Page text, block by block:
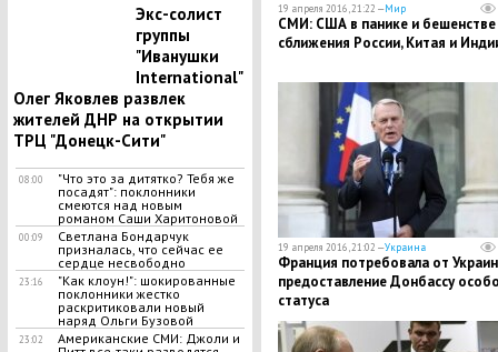
Экс-солист
группы
"Иванушки
International"
Олег Яковлев развлек
жителей ДНР на открытии
ТРЦ "Донецк-Сити"
08:00
"Что это за дитятко? Тебя же
посадят": поклонники
смеются над новым
романом Саши Харитоновой
00:09
Светлана Бондарчук
призналась, что сейчас ее
сердце несвободно
23:16
"Как клоун!": шокированные
поклонники жестко
раскритиковали новый
наряд Ольги Бузовой
23:02
Американские СМИ: Джоли и
19 апреля 2016, 21:22 —Мир
СМИ: США в панике и бешенстве
сближения России, Китая и
19 апреля 2016, 21:02 —Украина
Франция потребовала от
предоставление Донбассу
статуса